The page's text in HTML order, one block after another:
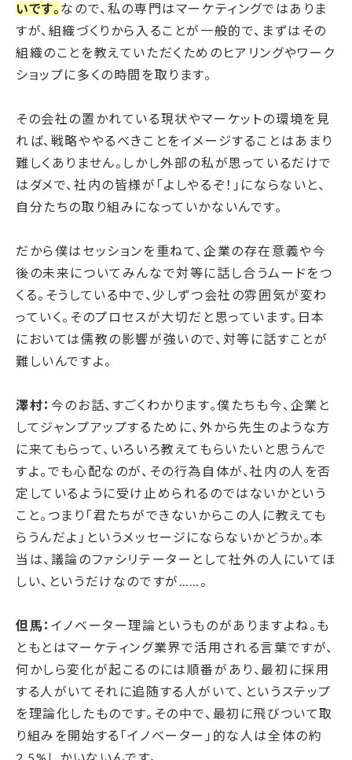
いです。 なので、私の専門はマーケティングではありま
すが、組織づくりから入ることが一般的で、まずはその
組織のことを教えていただくためのヒアリングやワーク
ショップに多くの時間を取ります。
その会社の置かれている現状やマーケットの環境を見
れば、戦略ややるべきことをイメージすることはあまり
難しくありません。しかし外部の私が思っているだけで
はダメで、社内の皆様が「よしやるぞ！」にならないと、
自分たちの取り組みになっていかないんです。
だから僕はセッションを重ねて、企業の存在意義や今
後の未来についてみんなで対等に話し合うムードをつ
くる。そうしている中で、少しずつ会社の雰囲気が変わ
っていく。そのプロセスが大切だと思っています。日本
においては儒教の影響が強いので、対等に話すことが
難しいんですよ。
澤村： 今のお話、すごくわかります。僕たちも今、企業と
してジャンプアップするために、外から先生のような方
に来てもらって、いろいろ教えてもらいたいと思うんで
すよ。でも心配なのが、その行為自体が、社内の人を否
定しているように受け止められるのではないかという
こと。つまり「君たちができないからこの人に教えても
らうんだよ」というメッセージにならないかどうか。本
当は、議論のファシリテーターとして社外の人にいてほ
しい、というだけなのですが……。
但馬： イノベーター理論というものがありますよね。も
ともとはマーケティング業界で活用される言葉ですが、
何かしら変化が起こるのには順番があり、最初に採用
する人がいてそれに追随する人がいて、というステップ
を理論化したものです。その中で、最初に飛びついて取
り組みを開始する「イノベーター」的な人は全体の約